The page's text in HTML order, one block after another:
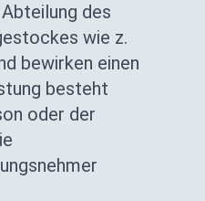
des
wie z.
bewirken einen
besteht
oder der